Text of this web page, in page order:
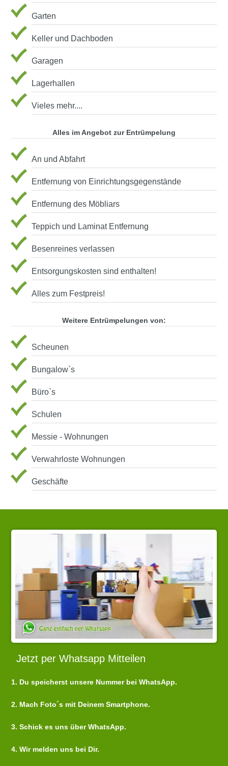
Garten
Keller und Dachboden
Garagen
Lagerhallen
Vieles mehr....
Alles im Angebot zur Entrümpelung
An und Abfahrt
Entfernung von Einrichtungsgegenstände
Entfernung des Möbliars
Teppich und Laminat Entfernung
Besenreines verlassen
Entsorgungskosten sind enthalten!
Alles zum Festpreis!
Weitere Entrümpelungen von:
Scheunen
Bungalow`s
Büro`s
Schulen
Messie - Wohnungen
Verwahrloste Wohnungen
Geschäfte
Jetzt per Whatsapp Mitteilen
1. Du speicherst unsere Nummer bei WhatsApp.
2. Mach Foto´s mit Deinem Smartphone.
3. Schick es uns über WhatsApp.
4. Wir melden uns bei Dir.